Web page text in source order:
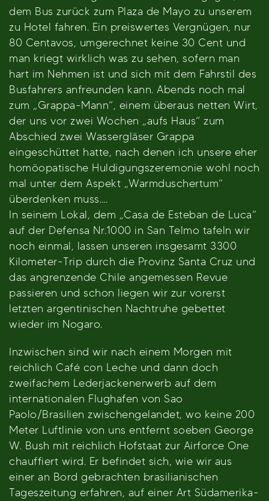
dem Bus zurück zum Plaza de Mayo zu unserem
zu Hotel fahren. Ein preiswertes Vergnügen, nur
80 Centavos, umgerechnet keine 30 Cent und
man kriegt wirklich was zu sehen, sofern man
hart im Nehmen ist und sich mit dem Fahrstil des
Busfahrers anfreunden kann. Abends noch mal
zum „Grappa-Mann“, einem überaus netten Wirt,
der uns vor zwei Wochen „aufs Haus“ zum
Abschied zwei Wassergläser Grappa
eingeschüttet hatte, nach denen ich unsere eher
homöopatische Huldigungszeremonie wohl noch
mal unter dem Aspekt „Warmduschertum“
überdenken muss….
In seinem Lokal, dem „Casa de Esteban de Luca“
auf der Defensa Nr.1000 in San Telmo tafeln wir
noch einmal, lassen unseren insgesamt 3300
Kilometer-Trip durch die Provinz Santa Cruz und
das angrenzende Chile angemessen Revue
passieren und schon liegen wir zur vorerst
letzten argentinischen Nachtruhe gebettet
wieder im Nogaro.
Inzwischen sind wir nach einem Morgen mit
reichlich Café con Leche und dann doch
zweifachem Lederjackenerwerb auf dem
internationalen Flughafen von Sao
Paolo/Brasilien zwischengelandet, wo keine 200
Meter Luftlinie von uns entfernt soeben George
W. Bush mit reichlich Hofstaat zur Airforce One
chauffiert wird. Er befindet sich, wie wir aus
einer an Bord gebrachten brasilianischen
Tageszeitung erfahren, auf einer Art Südamerika-